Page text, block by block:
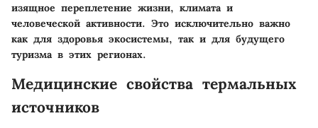
изящное переплетение жизни, климата и
человеческой активности. Это исключительно важно
как для здоровья экосистемы, так и для будущего
туризма в этих регионах.
Медицинские свойства термальных
источников